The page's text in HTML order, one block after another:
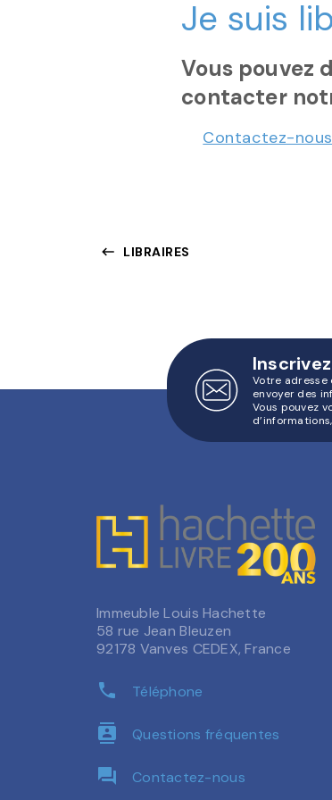
Je suis
Vous pouvez
contacter
Contactez-nous
keyboard_backspace LIBRAIRES
Votre adresse
envoyer des
Vous pouvez
d’informations,
Immeuble Louis Hachette
58 rue Jean Bleuzen
92178 Vanves CEDEX, France
phone Téléphone
contacts Questions fréquentes
question_answer Contactez-nous